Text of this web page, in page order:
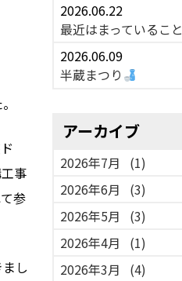
事
参
し
2026.06.22
最近はまっていること
2026.06.09
半蔵まつり
アーカイブ
2026年7月
(1)
2026年6月
(3)
2026年5月
(3)
2026年4月
(1)
2026年3月
(4)